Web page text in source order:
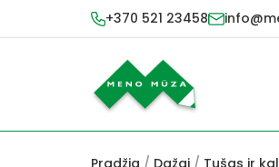
+370 521 23458
Pradžia / Dažai / Tušas ir